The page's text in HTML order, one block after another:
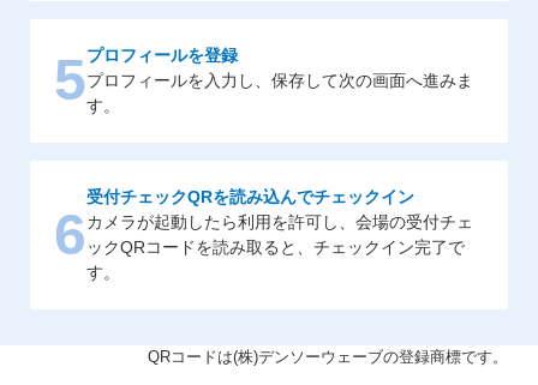
5プロフィールを登録
プロフィールを入力し、保存して次の画面へ進みま
す。
6
受付チェックQRを読み込んでチェックイン
カメラが起動したら利用を許可し、会場の受付チェ
ックQRコードを読み取ると、チェックイン完了で
す。
QRコードは(株)デンソーウェーブの登録商標です。